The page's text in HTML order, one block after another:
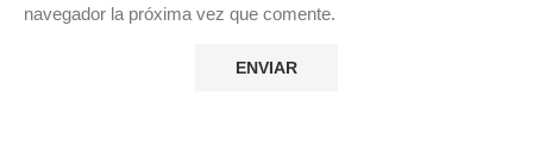
navegador la próxima vez que comente.